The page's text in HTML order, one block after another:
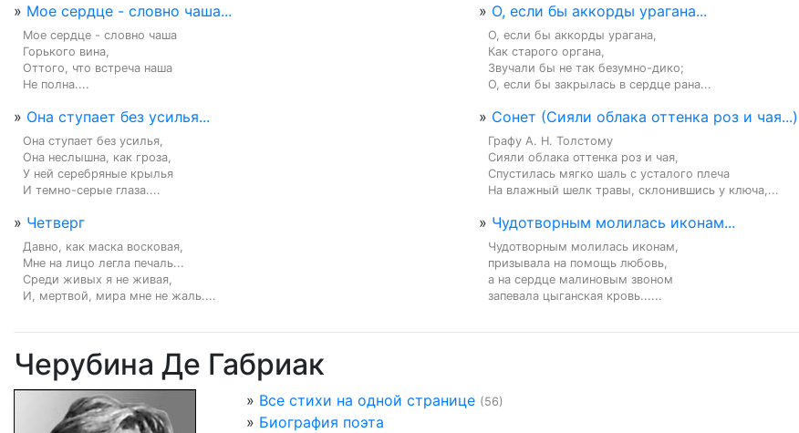
» Мое сердце - словно чаша...
Мое сердце - словно чаша
Горького вина,
Оттого, что встреча наша
Не полна....
» О, если бы аккорды урагана...
О, если бы аккорды урагана,
Как старого органа,
Звучали бы не так безумно-дико;
О, если бы закрылась в сердце рана...
» Она ступает без усилья...
Она ступает без усилья,
Она неслышна, как гроза,
У ней серебряные крылья
И темно-серые глаза....
» Сонет (Сияли облака оттенка роз и чая...)
Графу А. Н. Толстому
Сияли облака оттенка роз и чая,
Спустилась мягко шаль с усталого плеча
На влажный шелк травы, склонившись у ключа,...
» Четверг
Давно, как маска восковая,
Мне на лицо легла печаль...
Среди живых я не живая,
И, мертвой, мира мне не жаль....
» Чудотворным молилась иконам...
Чудотворным молилась иконам,
призывала на помощь любовь,
а на сердце малиновым звоном
запевала цыганская кровь......
Черубина Де Габриак
» Все стихи на одной странице (56)
» Биография поэта